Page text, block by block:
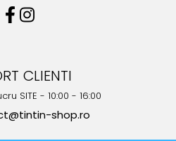
CLIENTI
SITE - 10:00 - 16:00
shop.ro